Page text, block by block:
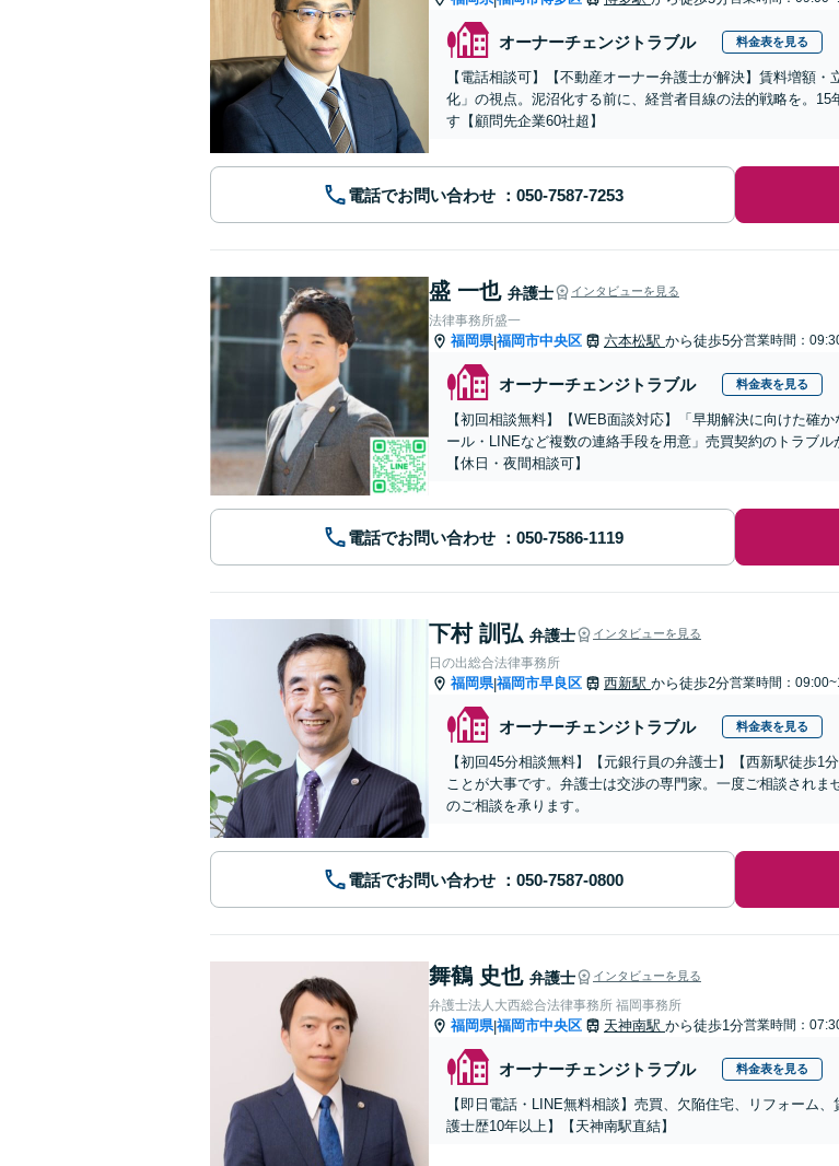
オーナーチェンジトラブル 料金表を見る
【電話相談可】【不動産オーナー弁護士が解決】賃料増額
化」の視点。泥沼化する前に、経営者目線の法的戦略を。
す【顧問先企業60社超】
電話でお問い合わせ
盛 一也 弁護士 インタビューを見る
法律事務所盛一
福岡県|福岡市中央区 六本松駅 から徒歩5分営業時間：
オーナーチェンジトラブル 料金表を見る
【初回相談無料】【WEB面談対応】「早期解決に向けた確
ール・LINEなど複数の連絡手段を用意」売買契約のトラブ
【休日・夜間相談可】
電話でお問い合わせ
下村 訓弘 弁護士 インタビューを見る
日の出総合法律事務所
福岡県|福岡市早良区 西新駅 から徒歩2分営業時間：
オーナーチェンジトラブル 料金表を見る
【初回45分相談無料】【元銀行員の弁護士】【西新駅徒歩
ことが大事です。弁護士は交渉の専門家。一度ご相談され
のご相談を承ります。
電話でお問い合わせ
舞鶴 史也 弁護士 インタビューを見る
弁護士法人大西総合法律事務所 福岡事務所
福岡県|福岡市中央区 天神南駅 から徒歩1分営業時間：
オーナーチェンジトラブル 料金表を見る
【即日電話・LINE無料相談】売買、欠陥住宅、リフォーム
護士歴10年以上】【天神南駅直結】